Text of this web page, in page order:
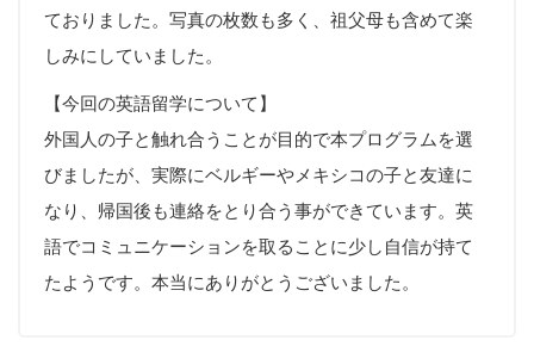
ておりました。写真の枚数も多く、祖父母も含めて楽
しみにしていました。
【今回の英語留学について】
外国人の子と触れ合うことが目的で本プログラムを選
びましたが、実際にベルギーやメキシコの子と友達に
なり、帰国後も連絡をとり合う事ができています。英
語でコミュニケーションを取ることに少し自信が持て
たようです。本当にありがとうございました。